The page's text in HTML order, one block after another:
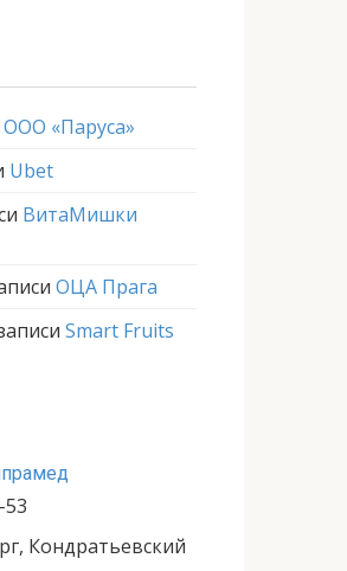
ООО «Паруса»
Ubet
ВитаМишки
ОЦА Прага
Smart Fruits
53
Кондратьевский